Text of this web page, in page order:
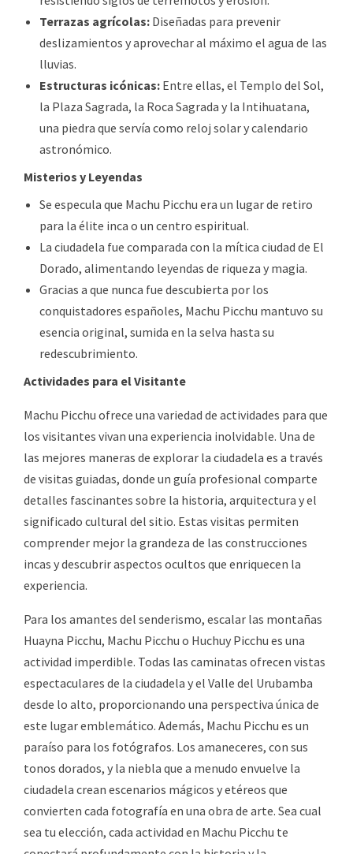
Terrazas agrícolas: Diseñadas para prevenir
deslizamientos y aprovechar al máximo el agua de las
lluvias.
Estructuras icónicas: Entre ellas, el Templo del Sol,
la Plaza Sagrada, la Roca Sagrada y la Intihuatana,
una piedra que servía como reloj solar y calendario
astronómico.
Misterios y Leyendas
Se especula que Machu Picchu era un lugar de retiro
para la élite inca o un centro espiritual.
La ciudadela fue comparada con la mítica ciudad de El
Dorado, alimentando leyendas de riqueza y magia.
Gracias a que nunca fue descubierta por los
conquistadores españoles, Machu Picchu mantuvo su
esencia original, sumida en la selva hasta su
redescubrimiento.
Actividades para el Visitante
Machu Picchu ofrece una variedad de actividades para que
los visitantes vivan una experiencia inolvidable. Una de
las mejores maneras de explorar la ciudadela es a través
de visitas guiadas, donde un guía profesional comparte
detalles fascinantes sobre la historia, arquitectura y el
significado cultural del sitio. Estas visitas permiten
comprender mejor la grandeza de las construcciones
incas y descubrir aspectos ocultos que enriquecen la
experiencia.
Para los amantes del senderismo, escalar las montañas
Huayna Picchu, Machu Picchu o Huchuy Picchu es una
actividad imperdible. Todas las caminatas ofrecen vistas
espectaculares de la ciudadela y el Valle del Urubamba
desde lo alto, proporcionando una perspectiva única de
este lugar emblemático. Además, Machu Picchu es un
paraíso para los fotógrafos. Los amaneceres, con sus
tonos dorados, y la niebla que a menudo envuelve la
ciudadela crean escenarios mágicos y etéreos que
convierten cada fotografía en una obra de arte. Sea cual
sea tu elección, cada actividad en Machu Picchu te